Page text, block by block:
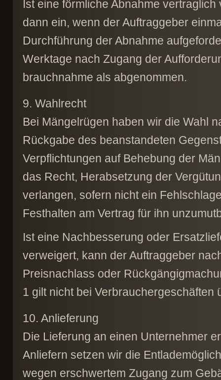
Ist eine förmliche Abnahme
dann ein, wenn der Auftraggeber
Durchführung der Abnahme
Werktage nach Zugang der
brauchnahme als abgenommen.
9. Wahlrecht
Bei Mängelrügen haben wir die Wahl
Rückgabe des beanstandeten
Verpflichtungen auf Behebung der
das Recht, Herabsetzung der
verlangen, sofern nicht ein
Festhalten am Vertrag für ihn
Ist eine Nachbesserung oder
verweigert, kann der Auftraggeber
Preisnachlass oder
1 gilt nicht bei
10. Anlieferung
Die Lieferung an einen Unternehmer
Anliefern setzen wir die
wegen erschwertem Zugang zum